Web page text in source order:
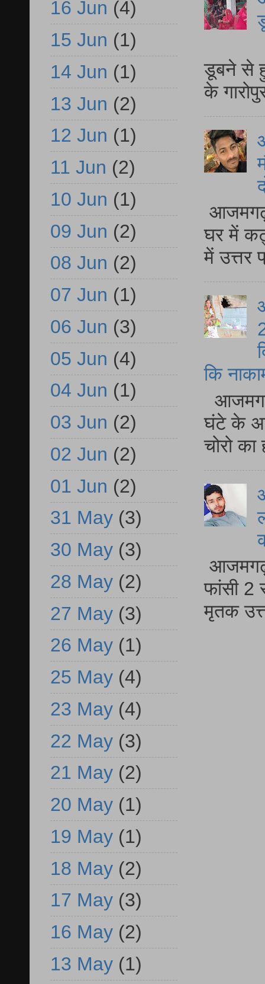
डूबने से
के
घर में
में
कि
घंटे के
चोरो
आजमगढ़
फांसी 2
मृतक
16 Jun (4)
15 Jun (1)
14 Jun (1)
13 Jun (2)
12 Jun (1)
11 Jun (2)
10 Jun (1)
09 Jun (2)
08 Jun (2)
07 Jun (1)
06 Jun (3)
05 Jun (4)
04 Jun (1)
03 Jun (2)
02 Jun (2)
01 Jun (2)
31 May (3)
30 May (3)
28 May (2)
27 May (3)
26 May (1)
25 May (4)
23 May (4)
22 May (3)
21 May (2)
20 May (1)
19 May (1)
18 May (2)
17 May (3)
16 May (2)
13 May (1)